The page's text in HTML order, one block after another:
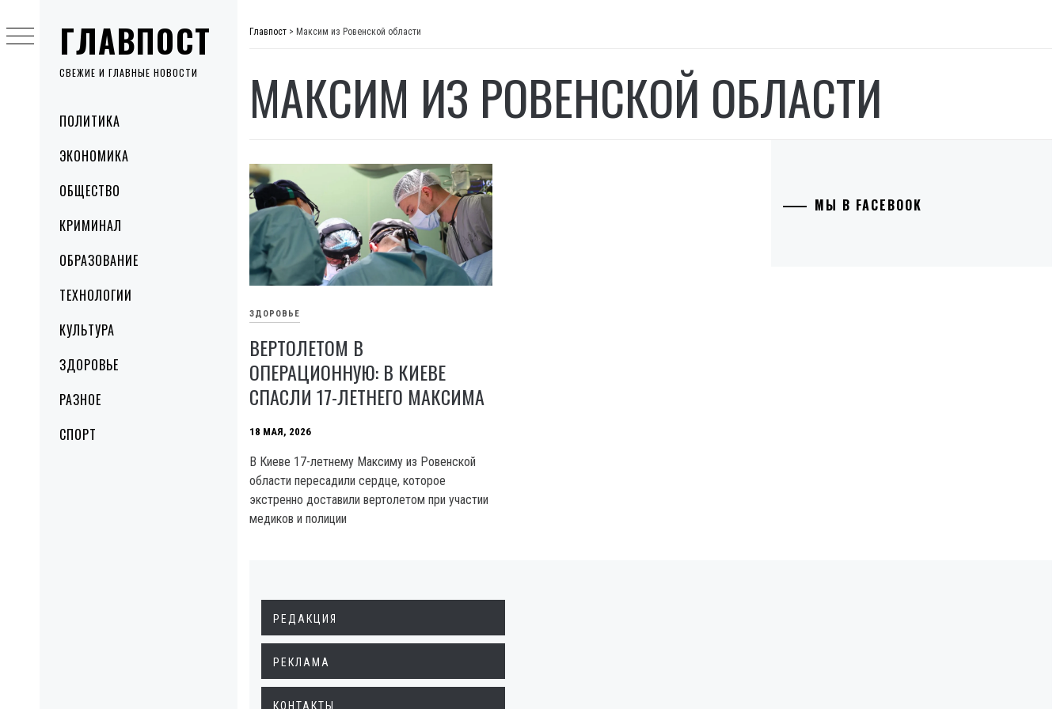
ГЛАВПОСТ
СВЕЖИЕ И ГЛАВНЫЕ НОВОСТИ
MenuПОЛИТИКА
ЭКОНОМИКА
ОБЩЕСТВО
КРИМИНАЛ
ОБРАЗОВАНИЕ
ТЕХНОЛОГИИ
КУЛЬТУРА
ЗДОРОВЬЕ
РАЗНОЕ
СПОРТ
to
content
Главпост > Максим из Ровенской области
МАКСИМ ИЗ РОВЕНСКОЙ ОБЛАСТИ
ЗДОРОВЬЕ
ВЕРТОЛЕТОМ В
ОПЕРАЦИОННУЮ: В КИЕВЕ
СПАСЛИ 17-ЛЕТНЕГО МАКСИМА
18 МАЯ, 2026
В Киеве 17-летнему Максиму из Ровенской
области пересадили сердце, которое
экстренно доставили вертолетом при участии
медиков и полиции
МЫ В FACEBOOK
РЕДАКЦИЯ
РЕКЛАМА
КОНТАКТЫ